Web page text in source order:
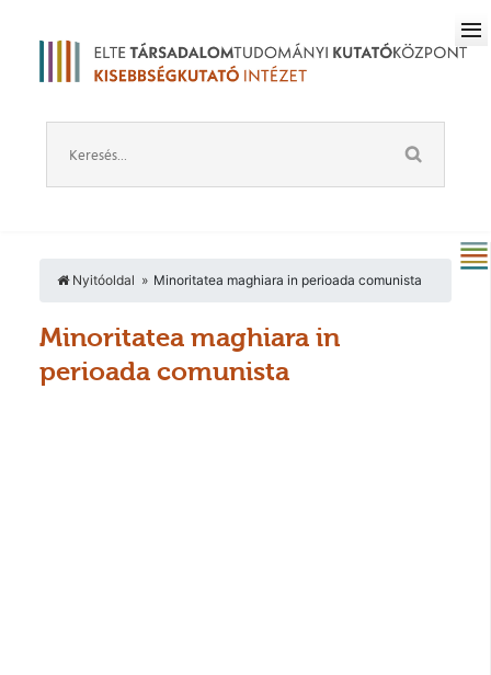
Nyitóoldal Minoritatea maghiara in perioada comunista
Minoritatea maghiara in
perioada comunista